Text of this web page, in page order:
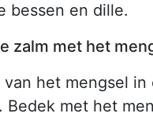
bessen en dille.
zalm met het
het mengsel
Bedek met het